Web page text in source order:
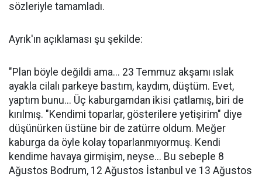
sözleriyle tamamladı.
Ayrık'ın açıklaması şu şekilde:
"Plan böyle değildi ama... 23 Temmuz akşamı ıslak
ayakla cilalı parkeye bastım, kaydım, düştüm. Evet,
yaptım bunu... Üç kaburgamdan ikisi çatlamış, biri de
kırılmış. "Kendimi toparlar, gösterilere yetişirim" diye
düşünürken üstüne bir de zatürre oldum. Meğer
kaburga da öyle kolay toparlanmıyormuş. Kendi
kendime havaya girmişim, neyse... Bu sebeple 8
Ağustos Bodrum, 12 Ağustos İstanbul ve 13 Ağustos